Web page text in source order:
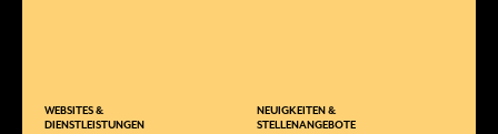
WEBSITES &
DIENSTLEISTUNGEN
NEUIGKEITEN &
STELLENANGEBOTE